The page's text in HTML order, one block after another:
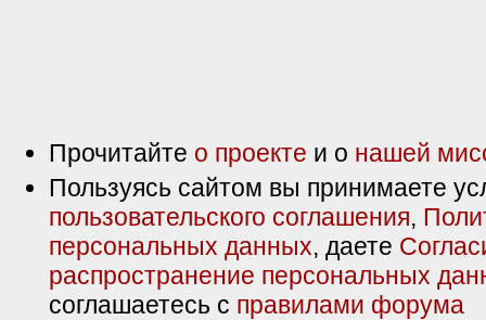
Прочитайте о проекте и о нашей
Пользуясь сайтом вы принимаете
пользовательского соглашения,
персональных данных, даете
распространение персональных
соглашаетесь с правилами форума